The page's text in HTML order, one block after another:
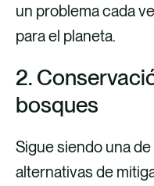
un problema cada
para el planeta.
2.
bosques
Sigue siendo una
alternativas de